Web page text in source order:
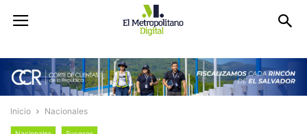
Inicio Nacionales